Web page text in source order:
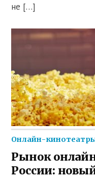
не […]
Онлайн-
Рынок
России: